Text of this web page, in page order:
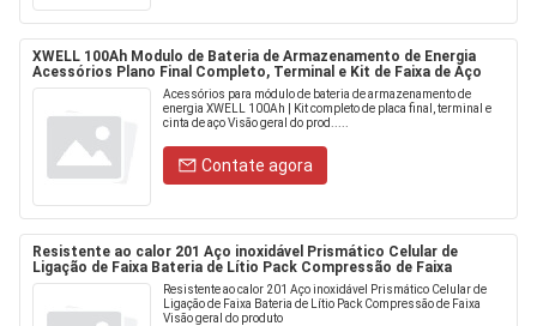
XWELL 100Ah Modulo de Bateria de Armazenamento de Energia
Acessórios Plano Final Completo, Terminal e Kit de Faixa de Aço
Acessórios para módulo de bateria de armazenamento de
energia XWELL 100Ah | Kit completo de placa final, terminal e
cinta de aço Visão geral do prod.....
Contate agora
Resistente ao calor 201 Aço inoxidável Prismático Celular de
Ligação de Faixa Bateria de Lítio Pack Compressão de Faixa
Resistente ao calor 201 Aço inoxidável Prismático Celular de
Ligação de Faixa Bateria de Lítio Pack Compressão de Faixa
Visão geral do produto